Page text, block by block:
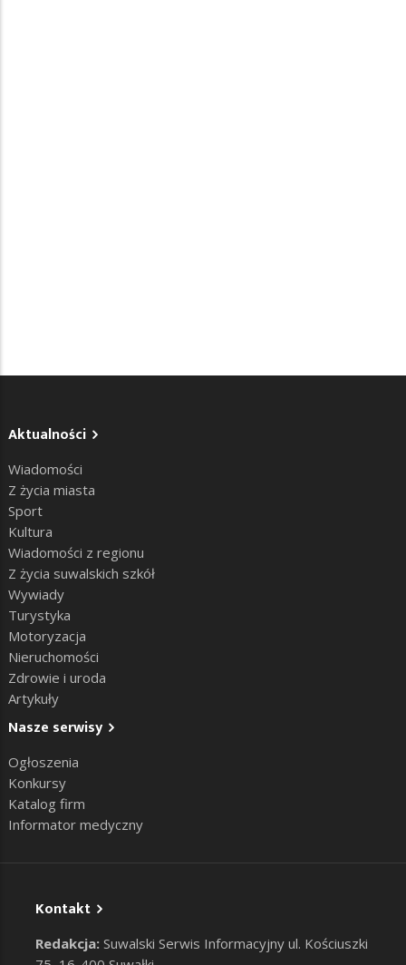
Aktualności
Wiadomości
Z życia miasta
Sport
Kultura
Wiadomości z regionu
Z życia suwalskich szkół
Wywiady
Turystyka
Motoryzacja
Nieruchomości
Zdrowie i uroda
Artykuły
Nasze serwisy
Ogłoszenia
Konkursy
Katalog firm
Informator medyczny
Kontakt
Redakcja: Suwalski Serwis Informacyjny ul. Kościuszki